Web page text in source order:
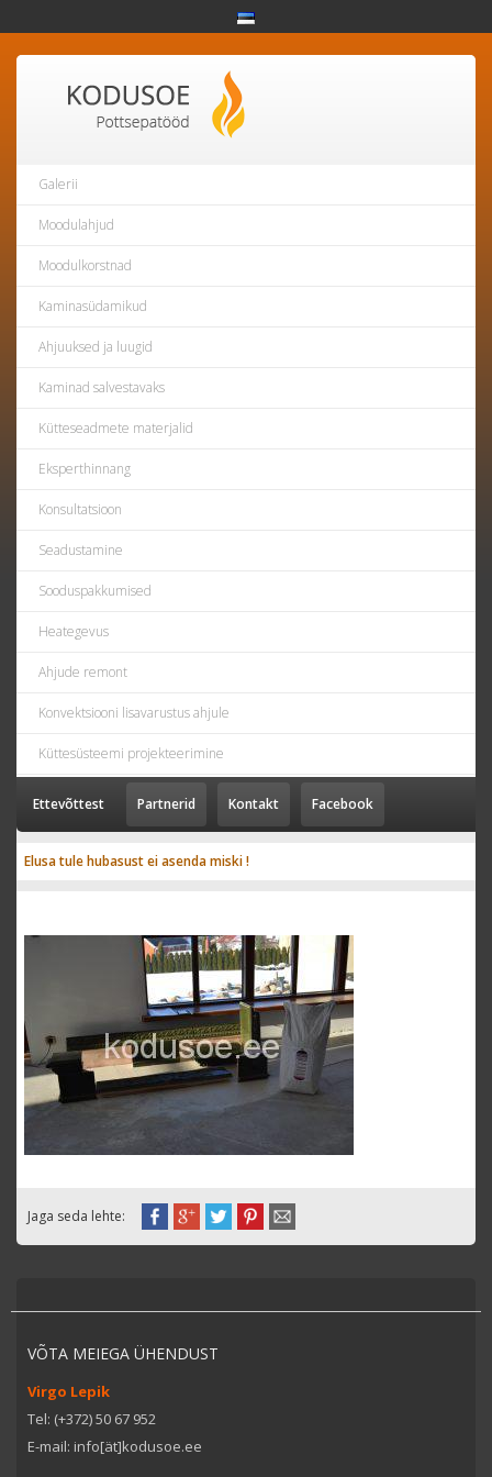
Galerii
Moodulahjud
Moodulkorstnad
Kaminasüdamikud
Ahjuuksed ja luugid
Kaminad salvestavaks
Kütteseadmete materjalid
Eksperthinnang
Konsultatsioon
Seadustamine
Sooduspakkumised
Heategevus
Ahjude remont
Konvektsiooni lisavarustus ahjule
Küttesüsteemi projekteerimine
Ettevõttest Partnerid Kontakt Facebook
Elusa tule hubasust ei asenda miski !
Jaga seda lehte:
VÕTA MEIEGA ÜHENDUST
Virgo Lepik
Tel: (+372) 50 67 952
E-mail: info[ät]kodusoe.ee